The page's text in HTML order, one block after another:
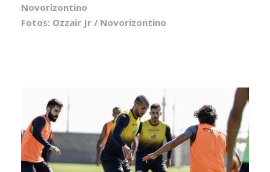
Novorizontino
Fotos: Ozzair Jr / Novorizontino